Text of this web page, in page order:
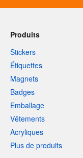
Produits
Stickers
Étiquettes
Magnets
Badges
Emballage
Vêtements
Acryliques
Plus de produits